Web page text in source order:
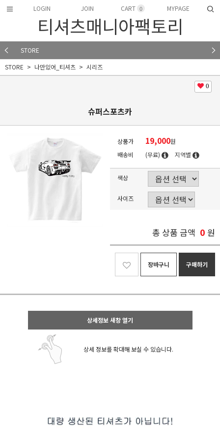
LOGIN JOIN CART 0 MYPAGE
티셔츠매니아팩토리
STORE
STORE
나만있어_티셔츠 시리즈
0
슈퍼스포츠카
상품가 19,000원
배송비
(무료) 지역별
색상
사이즈
총 상품 금액 0 원
장바구니 구매하기
상세정보 새창 열기
상세 정보를 확대해 보실 수 있습니다.